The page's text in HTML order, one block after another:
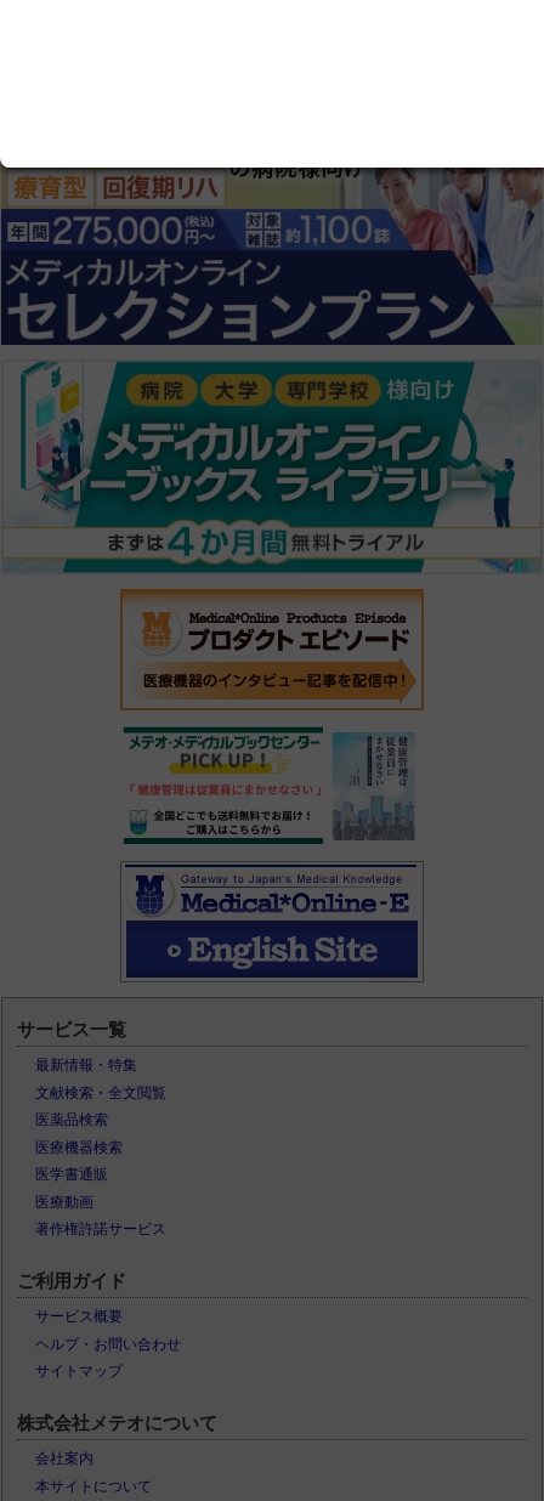
サービス一覧
最新情報・特集
文献検索・全文閲覧
医薬品検索
医療機器検索
医学書通販
医療動画
著作権許諾サービス
ご利用ガイド
サービス概要
ヘルプ・お問い合わせ
サイトマップ
株式会社メテオについて
会社案内
本サイトについて